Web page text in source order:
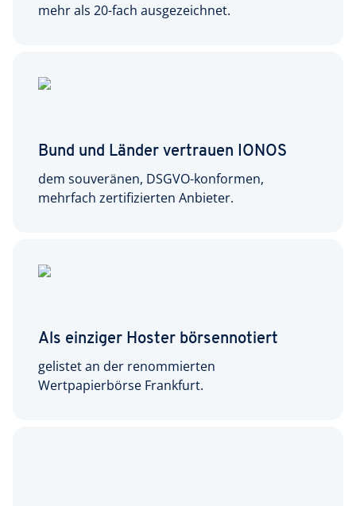
mehr als 20-fach ausgezeichnet.
Bund und Länder vertrauen IONOS
dem souveränen, DSGVO-konformen,
mehrfach zertifizierten Anbieter.
Als einziger Hoster börsennotiert
gelistet an der renommierten
Wertpapierbörse Frankfurt.